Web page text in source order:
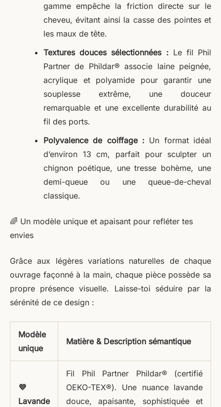
gamme empêche la friction directe sur le
cheveu, évitant ainsi la casse des pointes et
les maux de tête.
Textures douces sélectionnées : Le fil Phil
Partner de Phildar® associe laine peignée,
acrylique et polyamide pour garantir une
souplesse extrême, une douceur
remarquable et une excellente durabilité au
fil des ports.
Polyvalence de coiffage : Un format idéal
d’environ 13 cm, parfait pour sculpter un
chignon poétique, une tresse bohème, une
demi-queue ou une queue-de-cheval
classique.
🌈 Un modèle unique et apaisant pour refléter tes
envies
Grâce aux légères variations naturelles de chaque
ouvrage façonné à la main, chaque pièce possède sa
propre présence visuelle. Laisse-toi séduire par la
sérénité de ce design :
Modèle
unique
Matière & Description sémantique
💜
Lavande
Fil Phil Partner Phildar® (certifié
OEKO-TEX®). Une nuance lavande
douce, apaisante, sophistiquée et